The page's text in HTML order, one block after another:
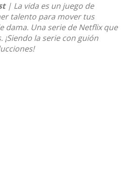
| La vida es un juego de
talento para mover tus
dama. Una serie de Netflix que
la serie con guión